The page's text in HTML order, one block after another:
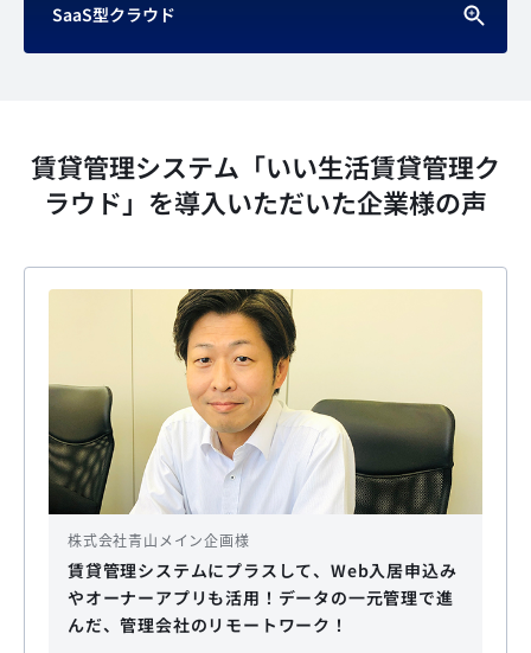
SaaS型クラウド
賃貸管理システム「いい生活賃貸管理ク
ラウド」を導入いただいた企業様の声
株式会社青山メイン企画様
賃貸管理システムにプラスして、Web入居申込み
やオーナーアプリも活用！データの一元管理で進
んだ、管理会社のリモートワーク！